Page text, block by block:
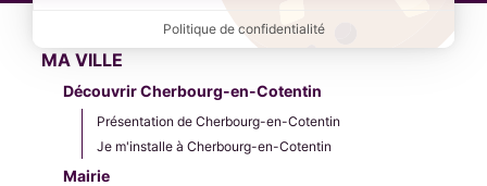
MA VILLE
Découvrir Cherbourg-en-Cotentin
Présentation de Cherbourg-en-Cotentin
Je m'installe à Cherbourg-en-Cotentin
Mairie
Politique de confidentialité